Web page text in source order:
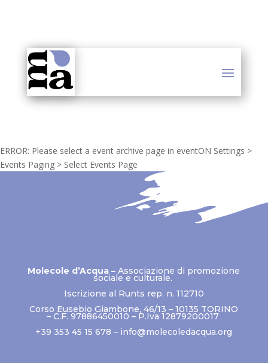
ERROR: Please select a event archive page in eventON Settings >
Events Paging > Select Events Page
Molecole d’Acqua –Associazione di promozione
sociale e culturale.
Iscrizione al Runts rep. n. 112710
Corso Eusebio Giambone, 46/13 – 10135 TORINO
– C.F. 97886450010 – P.Iva 12879200017
+39 353 45 15 678 – info@molecoledacqua.org